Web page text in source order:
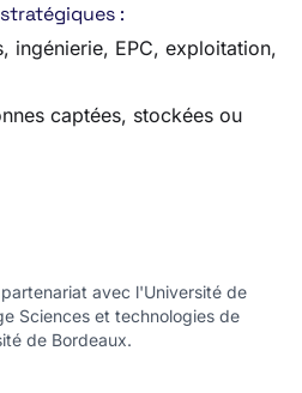
:
ingénierie, EPC, exploitation,
captées, stockées ou
avec l'Université de
Sciences et technologies de
de Bordeaux.